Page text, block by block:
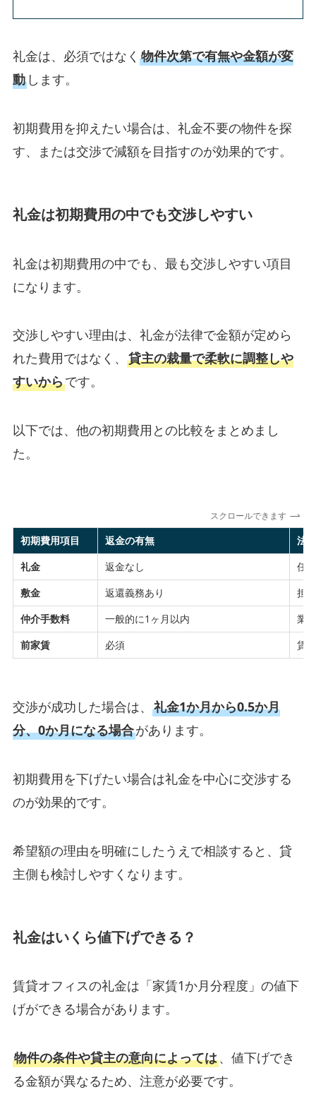
礼金は、必須ではなく 物件次第で有無や金額が変
動します。
初期費用を抑えたい場合は、礼金不要の物件を探
す、または交渉で減額を目指すのが効果的です。
礼金は初期費用の中でも交渉しやすい
礼金は初期費用の中でも、最も交渉しやすい項目
になります。
交渉しやすい理由は、礼金が法律で金額が定めら
れた費用ではなく、 貸主の裁量で柔軟に調整しや
すいからです。
以下では、他の初期費用との比較をまとめまし
た。
スクロールできます
初期費用項目 返金の有無
法
礼金
返金なし
任
敷金
返還義務あり
担
仲介手数料
一般的に1ヶ月以内
業
前家賃
必須 賃
交渉が成功した場合は、 礼金1か月から0.5か月
分、0か月になる場合があります。
初期費用を下げたい場合は礼金を中心に交渉する
のが効果的です。
希望額の理由を明確にしたうえで相談すると、貸
主側も検討しやすくなります。
礼金はいくら値下げできる？
賃貸オフィスの礼金は「家賃1か月分程度」の値下
げができる場合があります。
物件の条件や貸主の意向によっては、値下げでき
る金額が異なるため、注意が必要です。